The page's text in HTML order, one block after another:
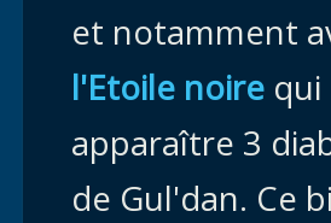
et notamment
l'Etoile noire qui
apparaître 3
de Gul'dan. Ce